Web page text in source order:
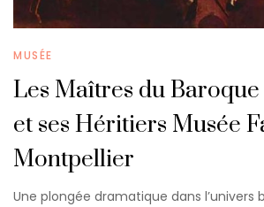
MUSÉE
Les Maîtres du Baroque
et ses Héritiers Musée
Montpellier
Une plongée dramatique dans l’univers